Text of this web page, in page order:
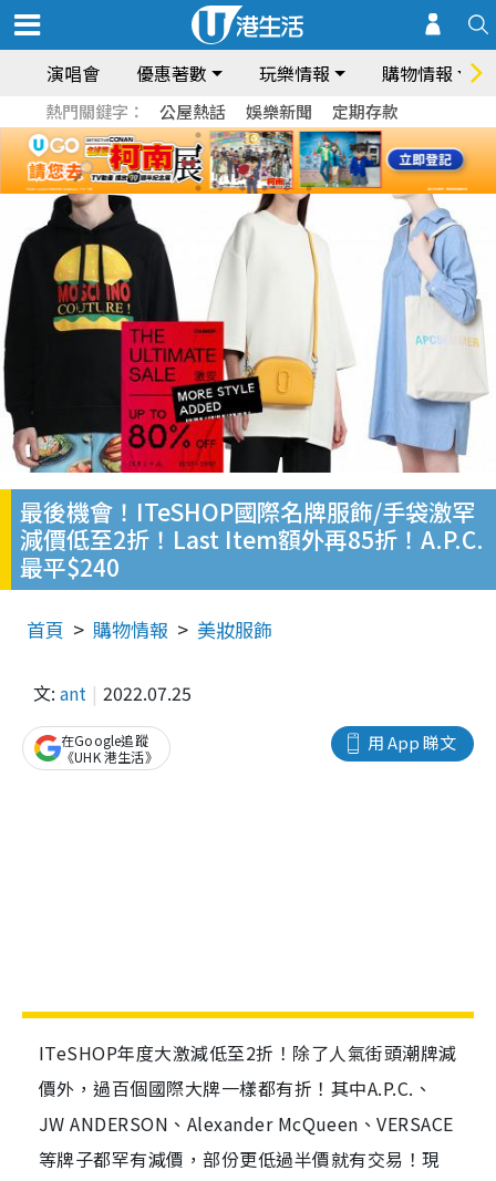
演唱會 優惠著數 玩樂情報 購物情報
熱門關鍵字： 公屋熱話 娛樂新聞 定期存款
最後機會！ITeSHOP國際名牌服飾/手袋激罕
減價低至2折！Last Item額外再85折！A.P.C.
最平$240
首頁 購物情報 美妝服飾
文: ant 2022.07.25
用 App 睇文
在Google追蹤
《UHK 港生活》
ITeSHOP年度大激減低至2折！除了人氣街頭潮牌減
價外，過百個國際大牌一樣都有折！其中A.P.C.、
JW ANDERSON、Alexander McQueen、VERSACE
等牌子都罕有減價，部份更低過半價就有交易！現